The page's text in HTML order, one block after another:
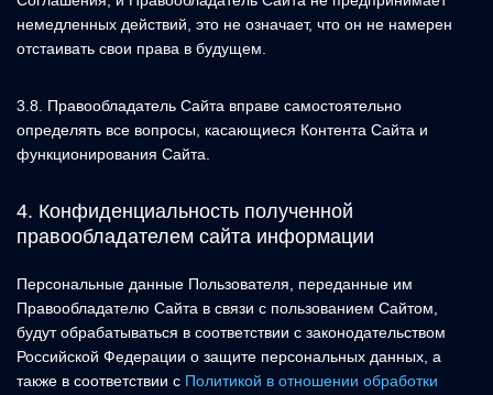
немедленных действий, это не означает, что он не намерен
отстаивать свои права в будущем.
3.8. Правообладатель Сайта вправе самостоятельно
определять все вопросы, касающиеся Контента Сайта и
функционирования Сайта.
4. Конфиденциальность полученной
правообладателем сайта информации
Персональные данные Пользователя, переданные им
Правообладателю Сайта в связи с пользованием Сайтом,
будут обрабатываться в соответствии с законодательством
Российской Федерации о защите персональных данных, а
также в соответствии с Политикой в отношении обработки